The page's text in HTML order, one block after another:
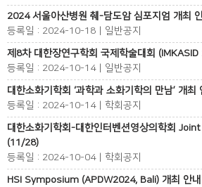
2024 서울아산병원 췌-담도암 심포지엄 개최
등록일 : 2024-10-18 | 일반공지
제8차 대한장연구학회 국제학술대회 (IMKASID
등록일 : 2024-10-14 | 일반공지
대한소화기학회 ‘과학과 소화기학의 만남’ 개
등록일 : 2024-10-14 | 학회공지
대한소화기학회-대한인터벤션영상의학회
(11/28)
등록일 : 2024-10-04 | 학회공지
HSI Symposium (APDW2024, Bali) 개최 안내